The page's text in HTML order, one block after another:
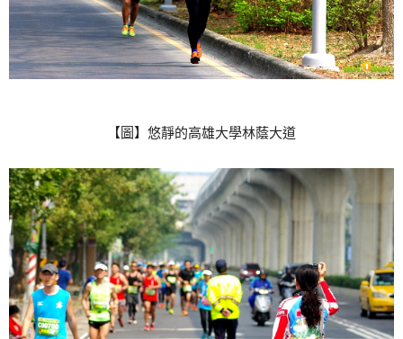
【圖】悠靜的高雄大學林蔭大道